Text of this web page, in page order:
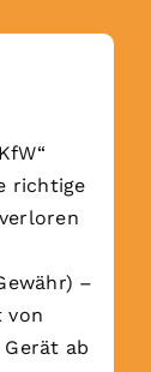
richtige
–
von
ab